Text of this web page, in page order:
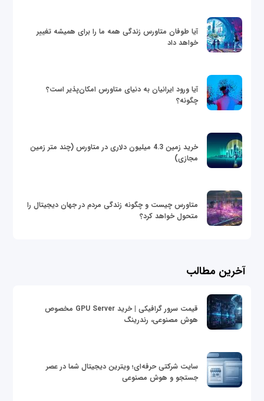
آیا طوفان متاورس زندگی همه ما را برای همیشه تغییر
خواهد داد
آیا ورود ایرانیان به دنیای متاورس امکان‌پذیر است؟
چگونه؟
خرید زمین 4.3 میلیون دلاری در متاورس (چند متر زمین
مجازی)
متاورس چیست و چگونه زندگی مردم در جهان دیجیتال را
متحول خواهد کرد؟
آخرین مطالب
قیمت سرور گرافیکی | خرید GPU Server مخصوص
هوش مصنوعی، رندرینگ
سایت شرکتی حرفه‌ای؛ ویترین دیجیتال شما در عصر
جستجو و هوش مصنوعی